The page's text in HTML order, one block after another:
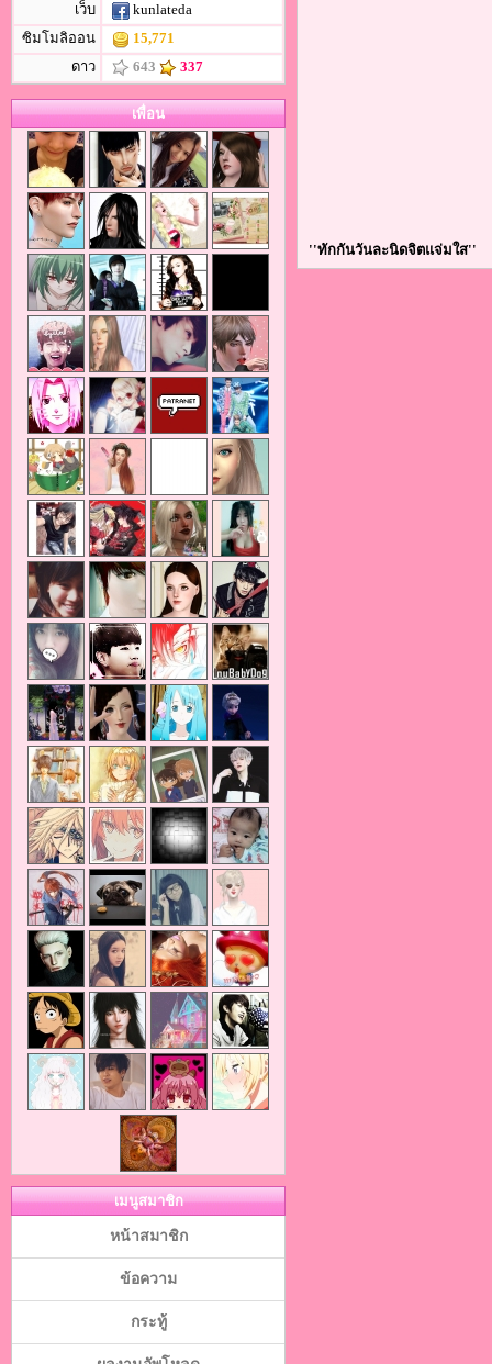
เว็บ
kunlateda
ซิมโมลิออน
15,771
ดาว
643 337
เพื่อน
เมนูสมาชิก
หน้าสมาชิก
ข้อความ
กระทู้
''ทักกันวันละนิดจิตแจ่มใส''